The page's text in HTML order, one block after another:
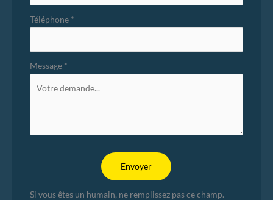
Téléphone *
Message *
Envoyer
Si vous êtes un humain, ne remplissez pas ce champ.